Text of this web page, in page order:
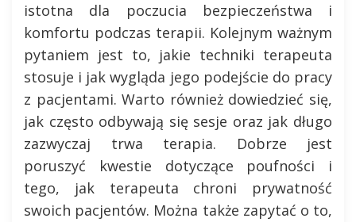
istotna dla poczucia bezpieczeństwa i
komfortu podczas terapii. Kolejnym ważnym
pytaniem jest to, jakie techniki terapeuta
stosuje i jak wygląda jego podejście do pracy
z pacjentami. Warto również dowiedzieć się,
jak często odbywają się sesje oraz jak długo
zazwyczaj trwa terapia. Dobrze jest
poruszyć kwestie dotyczące poufności i
tego, jak terapeuta chroni prywatność
swoich pacjentów. Można także zapytać o to,